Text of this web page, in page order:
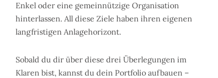
Enkel oder eine gemeinnützige Organisation
hinterlassen. All diese Ziele haben ihren eigenen
langfristigen Anlagehorizont.
Sobald du dir über diese drei Überlegungen im
Klaren bist, kannst du dein Portfolio aufbauen –